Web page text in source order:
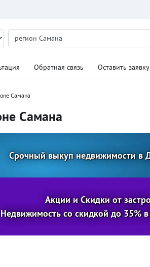
Обратная связь Оставить заявку
Самана
Самана
Срочный выкуп недвижимости в
Акции и Скидки от
Недвижимость со скидкой до 35%